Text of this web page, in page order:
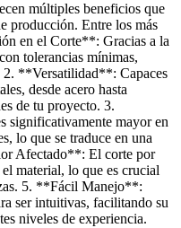
múltiples beneficios que
producción. Entre los más
en el Corte**: Gracias a la
tolerancias mínimas,
2. **Versatilidad**: Capaces
desde acero hasta
de tu proyecto. 3.
significativamente mayor en
lo que se traduce en una
Afectado**: El corte por
material, lo que es crucial
5. **Fácil Manejo**:
ser intuitivas, facilitando su
niveles de experiencia.